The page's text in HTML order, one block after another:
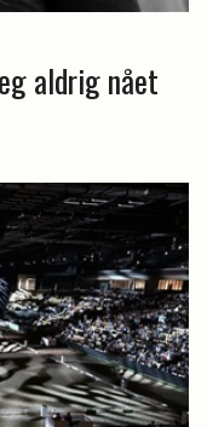
aldrig nået